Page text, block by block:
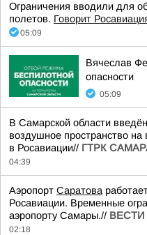
Ограничения вводили для
полетов. Говорит
05:09
Вячеслав
опасности
05:09
В Самарской области
воздушное пространство
в Росавиации// ГТРК
04:39
Аэропорт Саратова
Росавиации. Временные
аэропорту Самары.// ВЕСТИ
02:18